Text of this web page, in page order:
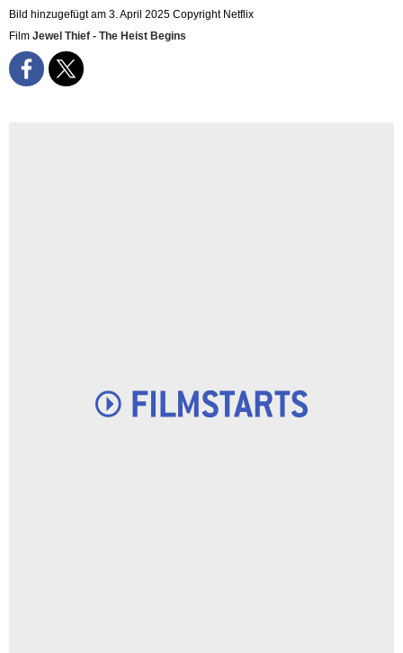
Bild hinzugefügt am 3. April 2025 Copyright Netflix
Film Jewel Thief - The Heist Begins